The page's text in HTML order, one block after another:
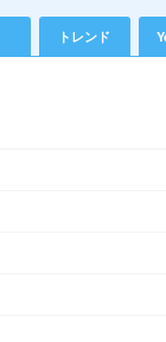
トレンド